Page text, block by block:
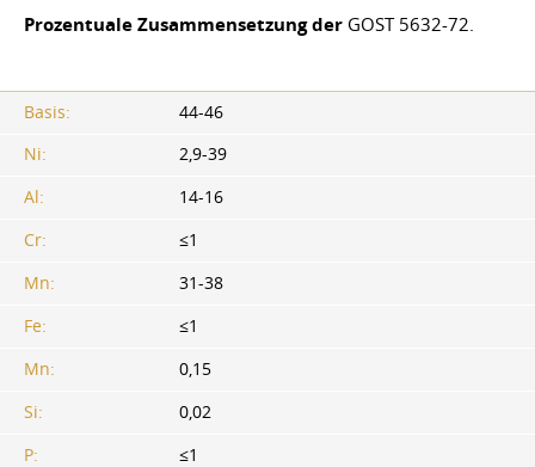
Prozentuale Zusammensetzung der GOST 5632-72
Basis:
44-46
Ni:
2,9-39
Al:
14-16
Cr:
≤1
Mn:
31-38
Fe:
≤1
Mn:
0,15
Si:
0,02
P:
≤1